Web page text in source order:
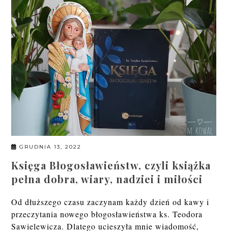
GRUDNIA 13, 2022
Księga Błogosławieństw, czyli książka
pełna dobra, wiary, nadziei i miłości
Od dłuższego czasu zaczynam każdy dzień od kawy i
przeczytania nowego błogosławieństwa ks. Teodora
Sawielewicza. Dlatego ucieszyła mnie wiadomość,